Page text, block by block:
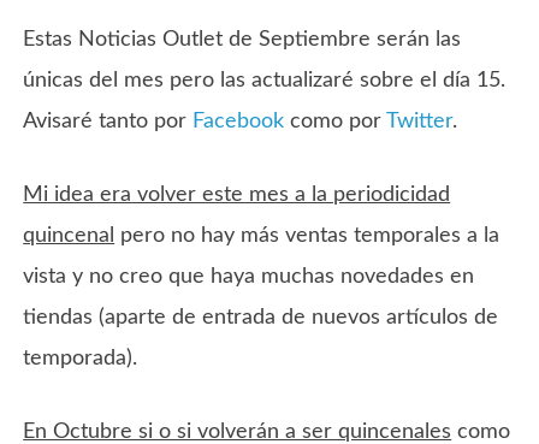
Estas Noticias Outlet de Septiembre serán las
únicas del mes pero las actualizaré sobre el día 15.
Avisaré tanto por Facebook como porTwitter.
Mi idea era volver este mes a la periodicidad
quincenal
pero no hay más ventas temporales a la
vista y no creo que haya muchas novedades en
tiendas (aparte de entrada de nuevos artículos de
temporada).
En Octubre si o si volverán a ser quincenales como